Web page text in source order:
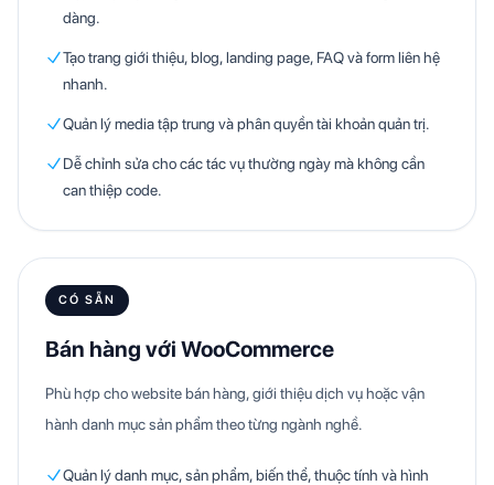
dàng.
Tạo trang giới thiệu, blog, landing page, FAQ và form liên hệ
nhanh.
Quản lý media tập trung và phân quyền tài khoản quản trị.
Dễ chỉnh sửa cho các tác vụ thường ngày mà không cần
can thiệp code.
CÓ SẴN
Bán hàng với WooCommerce
Phù hợp cho website bán hàng, giới thiệu dịch vụ hoặc vận
hành danh mục sản phẩm theo từng ngành nghề.
Quản lý danh mục, sản phẩm, biến thể, thuộc tính và hình